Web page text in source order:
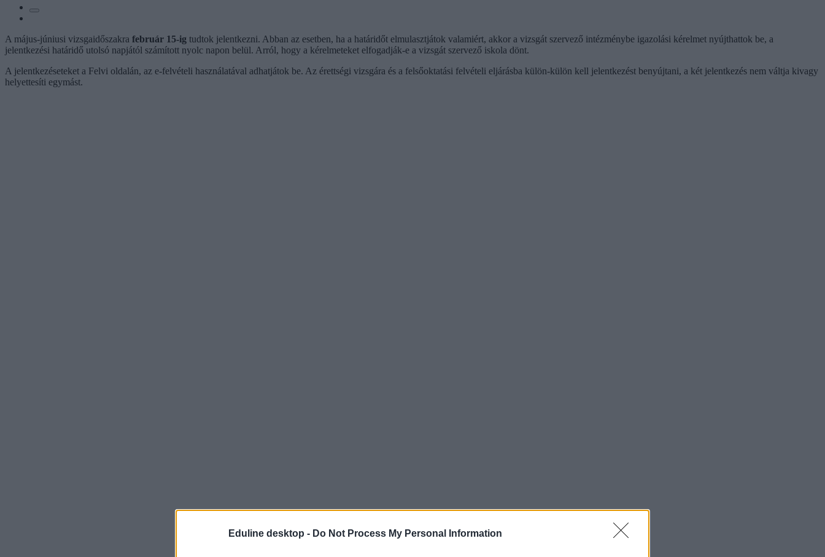
Eduline desktop - Do Not Process My Personal Information
A május-júniusi vizsgaidőszakra február 15-ig tudtok jelentkezni. Abban az esetben, ha a határidőt elmulasztjátok valamiért, akkor a vizsgát szervező intézménybe igazolási kérelmet nyújthattok be, a
jelentkezési határidő utolsó napjától számított nyolc napon belül. Arról, hogy a kérelmeteket elfogadják-e a vizsgát szervező iskola dönt.
A jelentkezéseteket a Felvi oldalán, az e-felvételi használatával adhatjátok be. Az érettségi vizsgára és a felsőoktatási felvételi eljárásba külön-külön kell jelentkezést benyújtani, a két jelentkezés nem váltja kivagy
helyettesíti egymást.